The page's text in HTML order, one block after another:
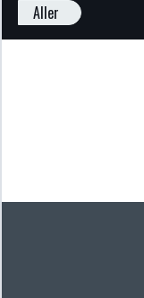
Aller